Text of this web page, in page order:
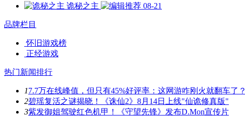
诡秘之主
08-21
品牌栏目
怀旧游戏榜
正经游戏
热门新闻排行
17.7万在线峰值，但只有45%好评率：这网游咋刚火就翻车了？
2碧瑶复活之谜揭晓！《诛仙2》8月14日上线"仙诡修真版"
3紫发御姐驾驶红色机甲！《守望先锋》发布D.Mon宣传片